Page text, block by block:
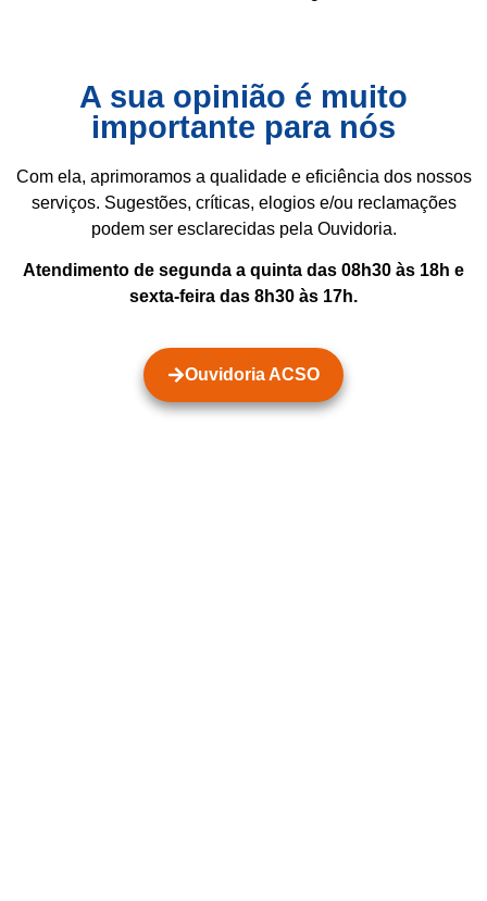
A sua opinião é muito
importante para nós
Com ela, aprimoramos a qualidade e eficiência dos nossos
serviços. Sugestões, críticas, elogios e/ou reclamações
podem ser esclarecidas pela Ouvidoria.
Atendimento de segunda a quinta das 08h30 às 18h e
sexta-feira das 8h30 às 17h.
Ouvidoria ACSO